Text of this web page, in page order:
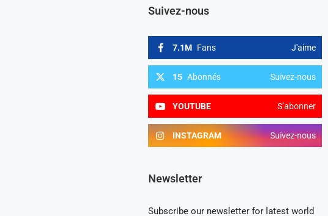
Suivez-nous
7.1M Fans J'aime
15 Abonnés Suivez-nous
YOUTUBE S’abonner
INSTAGRAM Suivez-nous
Newsletter
Subscribe our newsletter for latest world